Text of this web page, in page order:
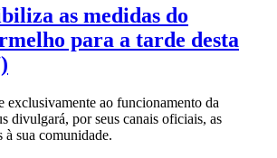
as medidas do
para a tarde desta
exclusivamente ao funcionamento da
divulgará, por seus canais oficiais, as
à sua comunidade.